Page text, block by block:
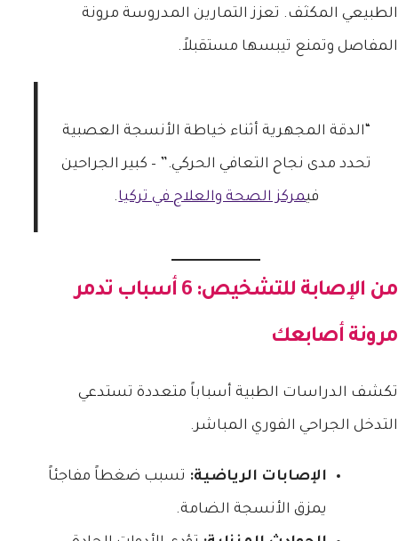
الطبيعي المكثف. تعزز التمارين المدروسة مرونة
المفاصل وتمنع تيبسها مستقبلاً.
“الدقة المجهرية أثناء خياطة الأنسجة العصبية
تحدد مدى نجاح التعافي الحركي.” – كبير الجراحين
فيمركز الصحة والعلاج في تركيا.
من الإصابة للتشخيص: 6 أسباب تدمر
مرونة أصابعك
تكشف الدراسات الطبية أسباباً متعددة تستدعي
التدخل الجراحي الفوري المباشر.
الإصابات الرياضية: تسبب ضغطاً مفاجئاً
يمزق الأنسجة الضامة.